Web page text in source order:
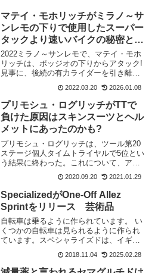
マテイ・モホリッチがミラノ～サ
ンレモの下りで使用したスーパー
タックより速いバイクの秘密と
は?
2022ミラノ～サンレモで、マテイ・モホ
リッチは、ポッジオの下りからアタック!
見事に、後続の有力ライダーを引き離し
た。その下りのスピードが圧倒的で、カ
ーブを曲がり切れず突っ込みそうになる
場面が2回もあるほど。マテイ・モホリッ
チは、ゴール後の...
2022.03.20 2026.01.08
プリモシュ・ログリッチがTTで
負けた原因はスキンスーツとヘル
メットにあったのかも?
プリモシュ・ログリッチは、ツール第20
ステージ個人タイムトライヤルで5位とい
う結果に終わった。これについて、アイ
ントホーフェン工科大学のBert Blocken
教授は、スキンスーツとヘルメットで1分
のタイムロスをしたはずだと言う。ログ
リッチ...
2020.09.20 2021.01.29
SpecializedがOne-Off Allez
Sprintをリリース 芸術品
自転車は乗るように作られています。 い
くつかの自転車は見られるように作られ
ています。スペシャライズドは、イギリ
スのサイクリングウェアメーカーロマン
スとアルゼンチン・スペインのアーティ
スト、フェリペ・パントンと協力して後
2018.11.04 2025.02.28